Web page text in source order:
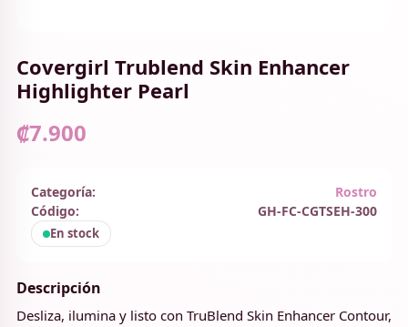
Covergirl Trublend Skin Enhancer
Highlighter Pearl
₡7.900
Categoría:
Rostro
Código:
GH-FC-CGTSEH-300
En stock
Descripción
Desliza, ilumina y listo con TruBlend Skin Enhancer Contour,